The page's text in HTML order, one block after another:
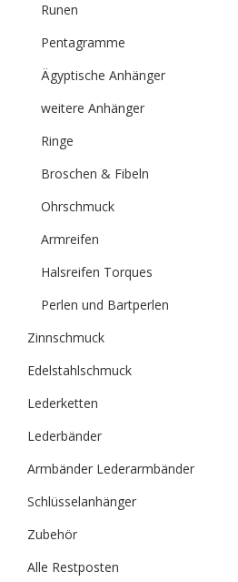
Runen
Pentagramme
Ägyptische Anhänger
weitere Anhänger
Ringe
Broschen & Fibeln
Ohrschmuck
Armreifen
Halsreifen Torques
Perlen und Bartperlen
Zinnschmuck
Edelstahlschmuck
Lederketten
Lederbänder
Armbänder Lederarmbänder
Schlüsselanhänger
Zubehör
Alle Restposten